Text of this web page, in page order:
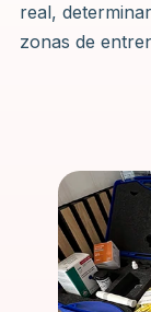
real,
zonas de